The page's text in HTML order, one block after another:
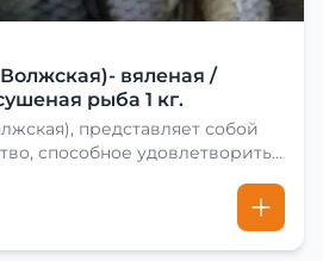
вяленая /
рыба 1 кг.
представляет собой
способное удовлетворить
её сначала хорошо солят.
старые рецепты и
Благодаря этому рыба